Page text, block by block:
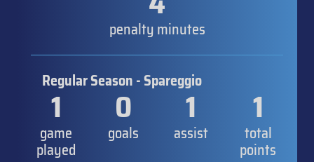
penalty minutes
Regular Season - Spareggio
1
game
played
0
goals
1
assist
1
total
points